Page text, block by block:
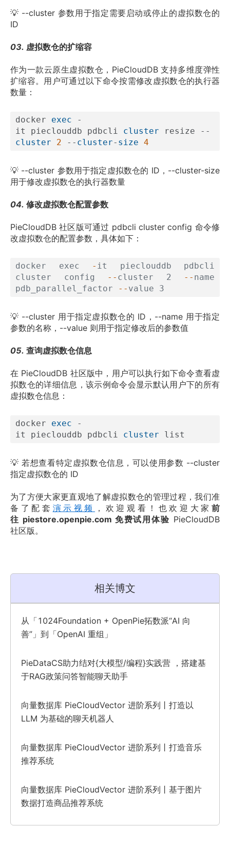
💡 --cluster 参数用于指定需要启动或停止的虚拟数仓的
ID
03. 虚拟数仓的扩缩容
作为一款云原生虚拟数仓，PieCloudDB 支持多维度弹性
扩缩容。用户可通过以下命令按需修改虚拟数仓的执行器
数量：
docker exec -
it pieclouddb pdbcli cluster resize --
cluster
2 -- cluster- size 4
💡 --cluster 参数用于指定虚拟数仓的 ID，--cluster-size
用于修改虚拟数仓的执行器数量
04. 修改虚拟数仓配置参数
PieCloudDB 社区版可通过 pdbcli cluster config 命令修
改虚拟数仓的配置参数，具体如下：
docker exec - it pieclouddb pdbcli
cluster config
-- cluster 2 -- name
pdb_parallel_factor
-- value 3
💡 --cluster 用于指定虚拟数仓的 ID，--name 用于指定
参数的名称，--value 则用于指定修改后的参数值
05. 查询虚拟数仓信息
在 PieCloudDB 社区版中，用户可以执行如下命令查看虚
拟数仓的详细信息，该示例命令会显示默认用户下的所有
虚拟数仓信息：
docker exec -
it pieclouddb pdbcli cluster
💡 若想查看特定虚拟数仓信息，可以使用参数 --cluster
指定虚拟数仓的 ID
为了方便大家更直观地了解虚拟数仓的管理过程，我们准
备了配套 演示视频 ，欢迎观看！也欢迎大家前
往 piestore.openpie.com 免费试用体验 PieCloudDB
社区版。
相关博文
从「1024Foundation + OpenPie拓数派“AI 向
善”」到「OpenAI 重组」
PieDataCS助力结对{大模型/编程}实践营 ，搭建基
于RAG政策问答智能聊天助手
向量数据库 PieCloudVector 进阶系列丨打造以
LLM 为基础的聊天机器人
向量数据库 PieCloudVector 进阶系列丨打造音乐
推荐系统
向量数据库 PieCloudVector 进阶系列丨基于图片
数据打造商品推荐系统